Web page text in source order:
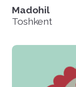
Madohil
Toshkent